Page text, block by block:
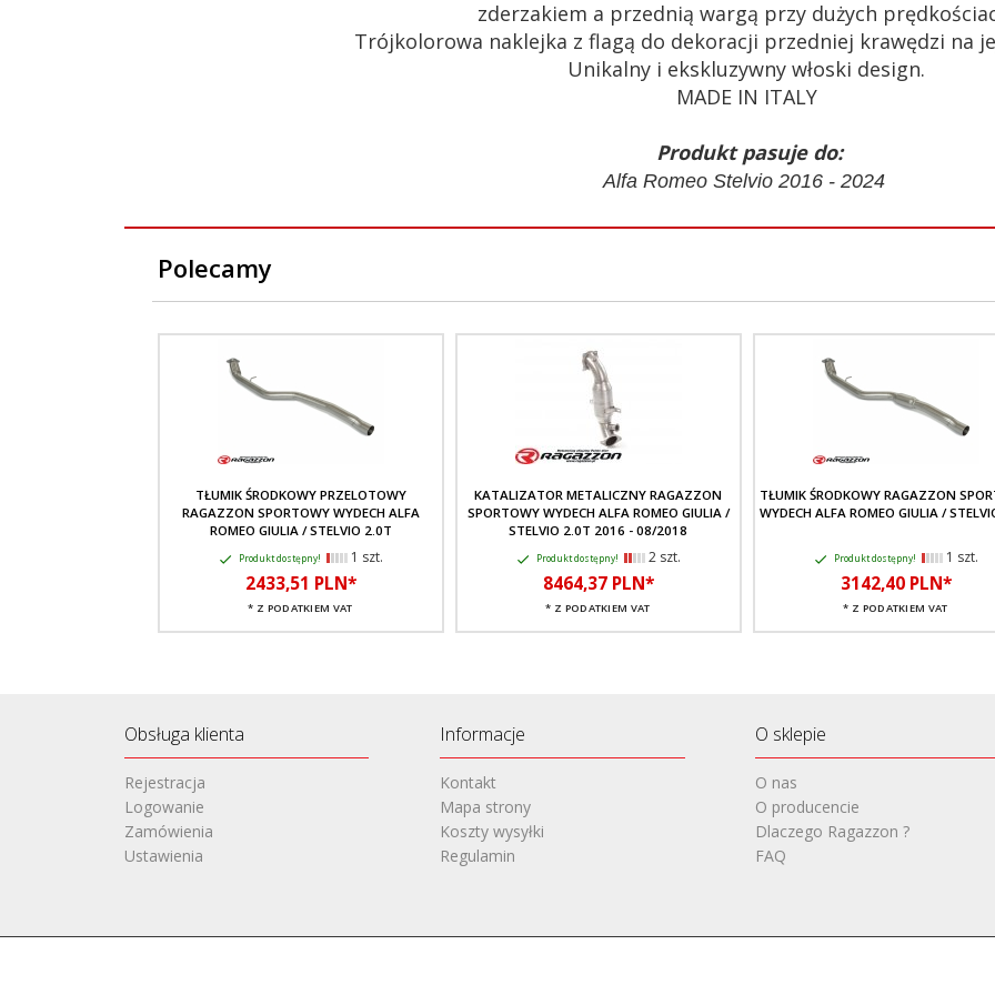
zderzakiem a przednią wargą przy dużych
Trójkolorowa naklejka z flagą do dekoracji przedniej krawędzi na
Unikalny i ekskluzywny włoski design.
MADE IN ITALY
Produkt pasuje do:
Alfa Romeo Stelvio 2016 - 2024
Polecamy
TŁUMIK ŚRODKOWY PRZELOTOWY
RAGAZZON SPORTOWY WYDECH ALFA
ROMEO GIULIA / STELVIO 2.0T
Produkt dostępny! 1 szt.
2433,51 PLN*
* Z PODATKIEM VAT
KATALIZATOR METALICZNY RAGAZZON
SPORTOWY WYDECH ALFA ROMEO GIULIA /
STELVIO 2.0T 2016 - 08/2018
Produkt dostępny! 2 szt.
8464,37 PLN*
* Z PODATKIEM VAT
TŁUMIK ŚRODKOWY RAGAZZON
WYDECH ALFA ROMEO GIULIA /
Produkt dostępny! 1 szt.
3142,40 PLN*
* Z PODATKIEM VAT
Obsługa klienta
Rejestracja
Logowanie
Zamówienia
Ustawienia
Informacje
Kontakt
Mapa strony
Koszty wysyłki
Regulamin
O sklepie
O nas
O producencie
Dlaczego Ragazzon ?
FAQ